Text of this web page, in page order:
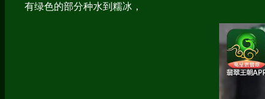
有绿色的部分种水到糯冰，